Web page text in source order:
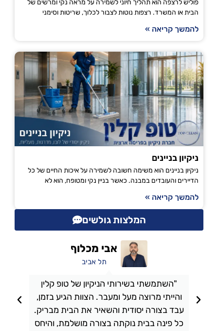
פוליש לרצפה הוא תהליך חיוני לשמירה על מראה נקי ומרשים של
הבית או המשרד. רצפות נוטות לצבור לכלוך, שריטות וסימני
להמשך קריאה »
ניקיון בניינים
ניקיון בניינים הוא משימה חשובה לשמירה על איכות החיים של כל
הדיירים והעובדים במבנה. כאשר בניין נקי ומטופח, הוא לא
להמשך קריאה »
המלצות גולשים
"השתמשתי בשירותי הניקיון של טופ קלין
והייתי מרוצה מעל ומעבר. הצוות הגיע בזמן,
עבד בצורה יסודית והשאיר את הבית מבריק.
כל פינה בבית נוקתה בצורה מושלמת, והיחס
אבי מכלוף
תל אביב